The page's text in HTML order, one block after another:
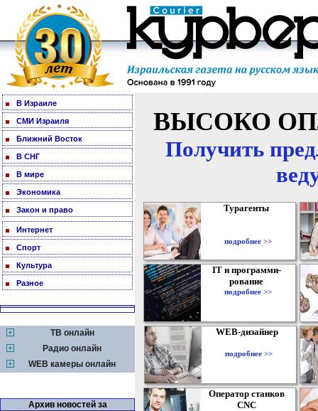
В Израиле
СМИ Израиля
Ближний Восток
В СНГ
В мире
Экономика
Закон и право
Интернет
Спорт
Культура
Разное
ТВ онлайн
Радио онлайн
WEB камеры онлайн
Архив новостей за
ВЫСОКО
Получить
Турагенты
подробнее >>
IT и программи-
рование
подробнее >>
WEB-дизайнер
подробнее >>
Оператор станков
CNC